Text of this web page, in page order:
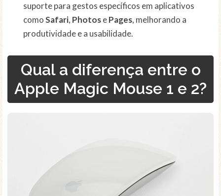
suporte para gestos específicos em aplicativos
comoSafari, PhotosePages, melhorando a
produtividade e a usabilidade.
Qual a diferença entre o
Apple Magic Mouse 1 e 2?